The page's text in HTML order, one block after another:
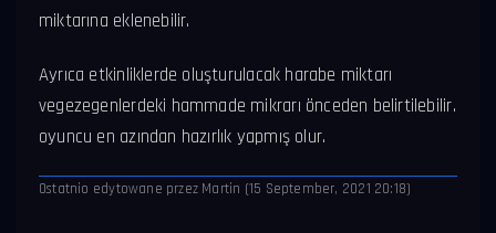
miktarına eklenebilir.
Ayrıca etkinliklerde oluşturulacak harabe miktarı
vegezegenlerdeki hammade mikrarı önceden belirtilebilir.
oyuncu en azından hazırlık yapmış olur.
Ostatnio edytowane przez Martin (15 September, 2021 20:18)